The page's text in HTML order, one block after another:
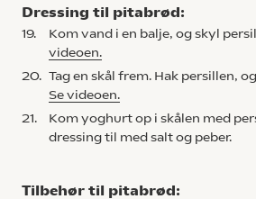
Dressing til pitabrød:
19. Kom vand i en balje, og skyl
videoen.
20. Tag en skål frem. Hak persillen,
Se videoen.
21.
Kom yoghurt op i skålen med
dressing til med salt og peber.
Tilbehør til pitabrød: